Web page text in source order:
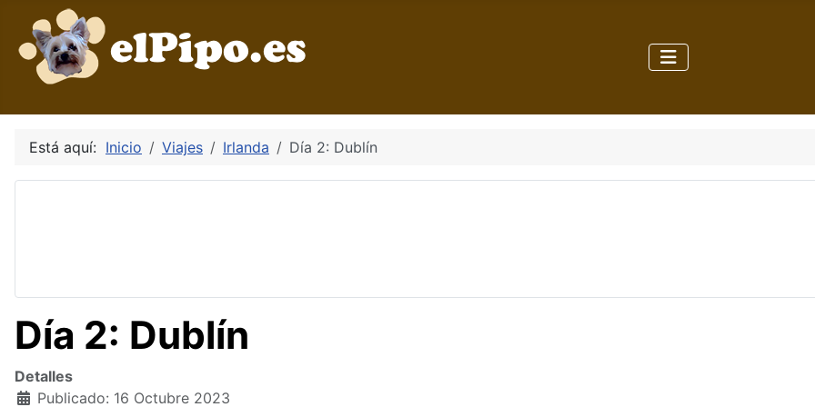
Está aquí: Inicio Viajes Irlanda Día 2: Dublín
Día 2: Dublín
Detalles
Publicado: 16 Octubre 2023